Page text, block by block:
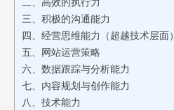
三、积极的沟通能力
四、经营思维能力（超越技术层面）
五、网站运营策略
六、数据跟踪与分析能力
七、内容规划与创作能力
八、技术能力